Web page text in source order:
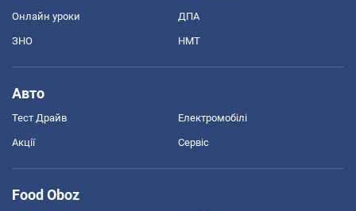
Онлайн уроки ДПА
ЗНО НМТ
Авто
Тест Драйв Електромобілі
Акції Сервіс
Food Oboz